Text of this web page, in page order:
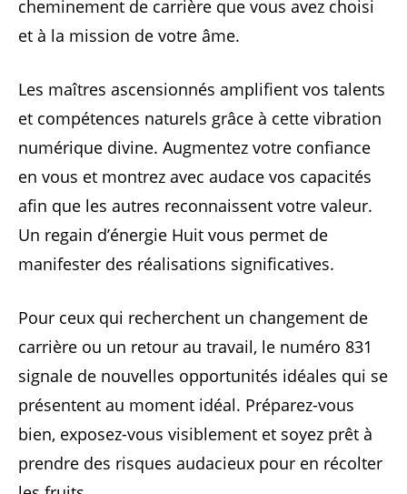
cheminement de carrière que vous avez choisi
et à la mission de votre âme.
Les maîtres ascensionnés amplifient vos talents
et compétences naturels grâce à cette vibration
numérique divine. Augmentez votre confiance
en vous et montrez avec audace vos capacités
afin que les autres reconnaissent votre valeur.
Un regain d’énergie Huit vous permet de
manifester des réalisations significatives.
Pour ceux qui recherchent un changement de
carrière ou un retour au travail, le numéro 831
signale de nouvelles opportunités idéales qui se
présentent au moment idéal. Préparez-vous
bien, exposez-vous visiblement et soyez prêt à
prendre des risques audacieux pour en récolter